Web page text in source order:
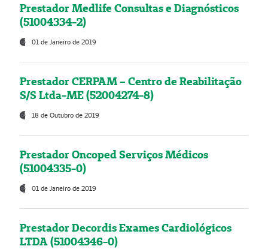
Prestador Medlife Consultas e Diagnósticos
(51004334-2)
01 de Janeiro de 2019
Prestador CERPAM – Centro de Reabilitação
S/S Ltda-ME (52004274-8)
18 de Outubro de 2019
Prestador Oncoped Serviços Médicos
(51004335-0)
01 de Janeiro de 2019
Prestador Decordis Exames Cardiológicos
LTDA (51004346-0)